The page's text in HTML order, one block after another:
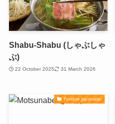
Shabu-Shabu (しゃぶしゃ
ぶ)
22 October 2025 31 March 2026
Fondue japonaise